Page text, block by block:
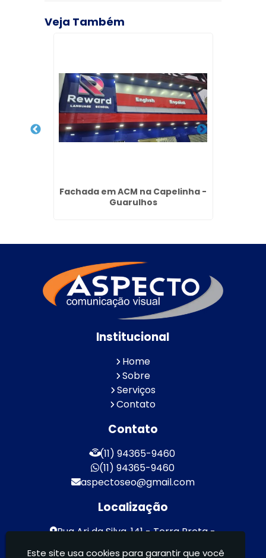
Veja Também
Fachada em ACM na Capelinha -
Guarulhos
Institucional
Home
Sobre
Serviços
Contato
Contato
(11) 94365-9460
(11) 94365-9460
aspectoseo@gmail.com
Localização
Rua Ari da Silva, 141 - Terra Preta -
Este site usa cookies para garantir que você